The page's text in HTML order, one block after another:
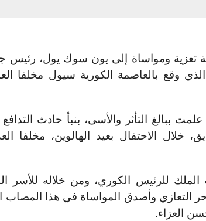
تعزية ومواساة إلى يون سوك يول، رئيس
وقع بالعاصمة الكورية سيول مخلفا
ببالغ التأثر والأسى، بنبأ حادث
خلال الاحتفال بعيد الهالوين، مخلفا
الملك للرئيس الكوري، ومن خلاله للأسر
التعازي وأصدق المواساة في هذا المصاب
العزاء.